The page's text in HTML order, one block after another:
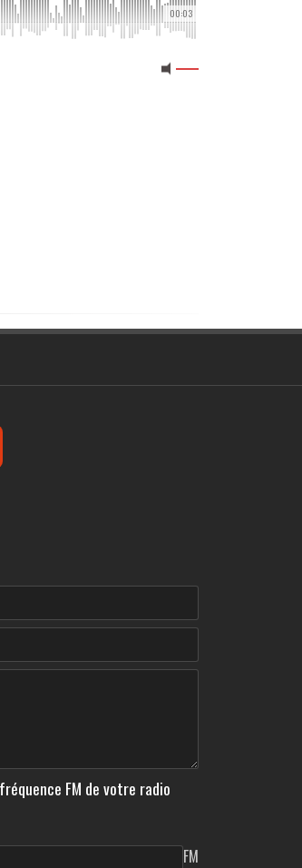
00:03
FM de votre radio
FM